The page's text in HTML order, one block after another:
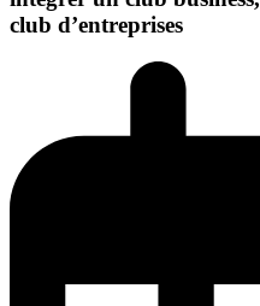
club d’entreprises